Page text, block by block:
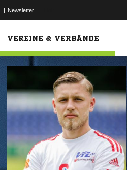
| Newsletter
VEREINE & VERBÄNDE